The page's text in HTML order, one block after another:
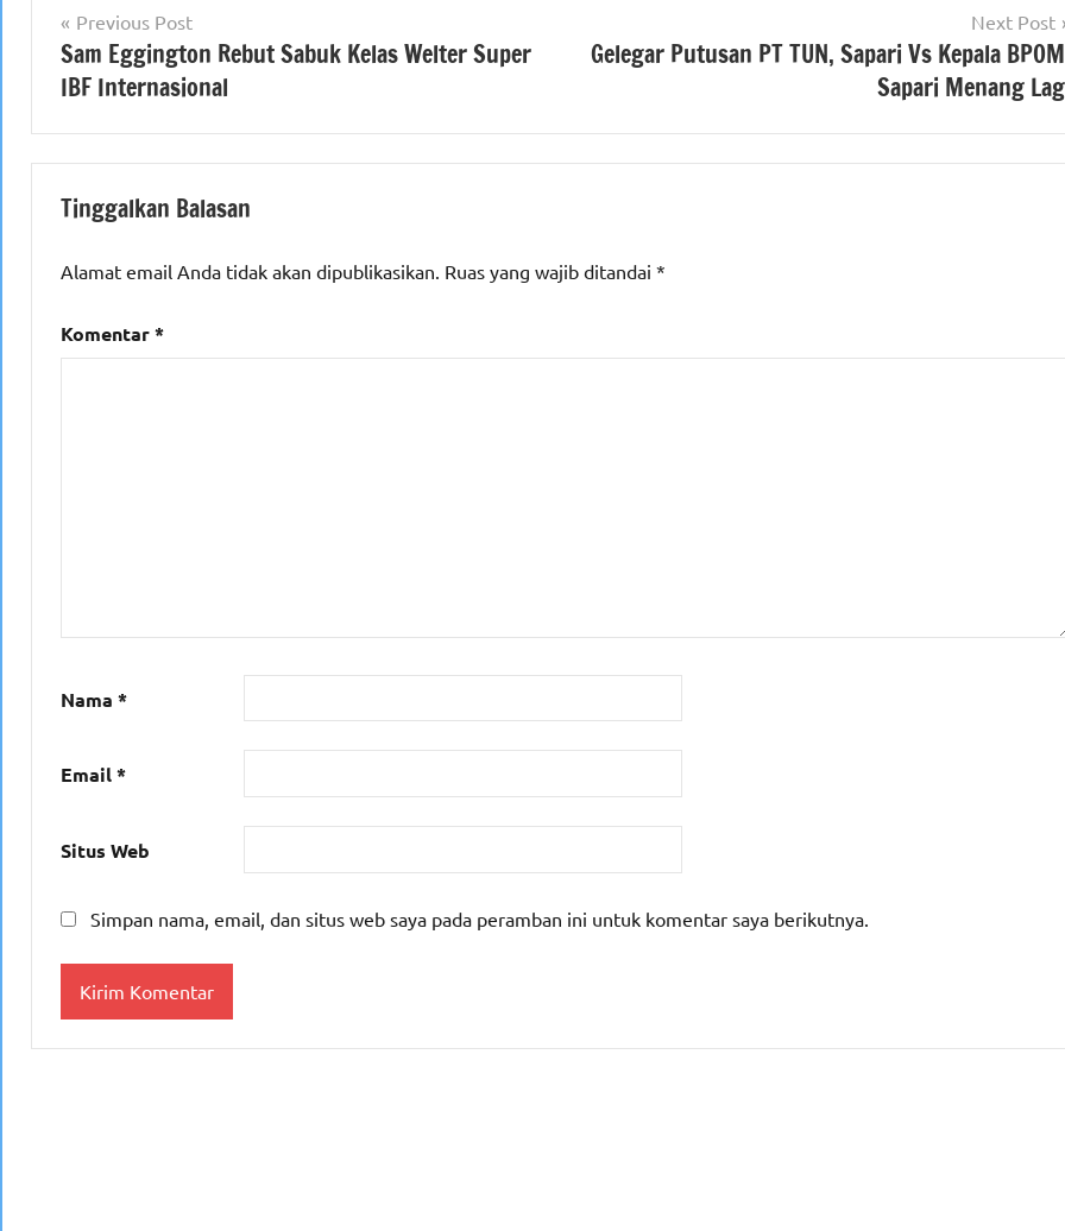
Navigasi
pos
Previous Post
Sam Eggington Rebut Sabuk Kelas Welter Super
IBF Internasional
Next Post
Gelegar Putusan PT TUN, Sapari Vs Kepala
Sapari Menang
Tinggalkan Balasan
Alamat email Anda tidak akan dipublikasikan. Ruas yang wajib ditandai *
Komentar*
Nama *
Email*
Situs Web
Simpan nama, email, dan situs web saya pada peramban ini untuk komentar saya berikutnya.